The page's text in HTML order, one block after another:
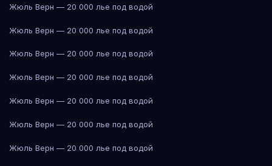
Жюль Верн — 20 000 лье под водой
Жюль Верн — 20 000 лье под водой
Жюль Верн — 20 000 лье под водой
Жюль Верн — 20 000 лье под водой
Жюль Верн — 20 000 лье под водой
Жюль Верн — 20 000 лье под водой
Жюль Верн — 20 000 лье под водой